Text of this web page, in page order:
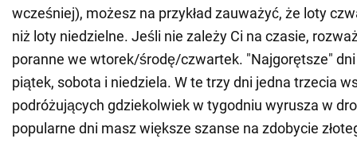
wcześniej), możesz na przykład zauważyć, że loty
niż loty niedzielne. Jeśli nie zależy Ci na czasie,
poranne we wtorek/środę/czwartek. "Najgorętsze"
piątek, sobota i niedziela. W te trzy dni jedna trzecia
podróżujących gdziekolwiek w tygodniu wyrusza w
popularne dni masz większe szanse na zdobycie